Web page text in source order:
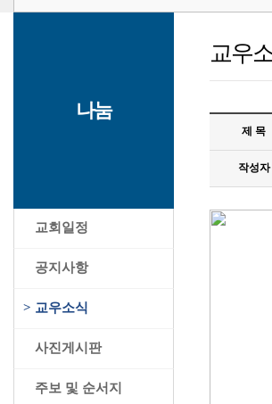
나눔
교회일정
공지사항
> 교우소식
사진게시판
주보 및 순서지
교우
제 목
작성자